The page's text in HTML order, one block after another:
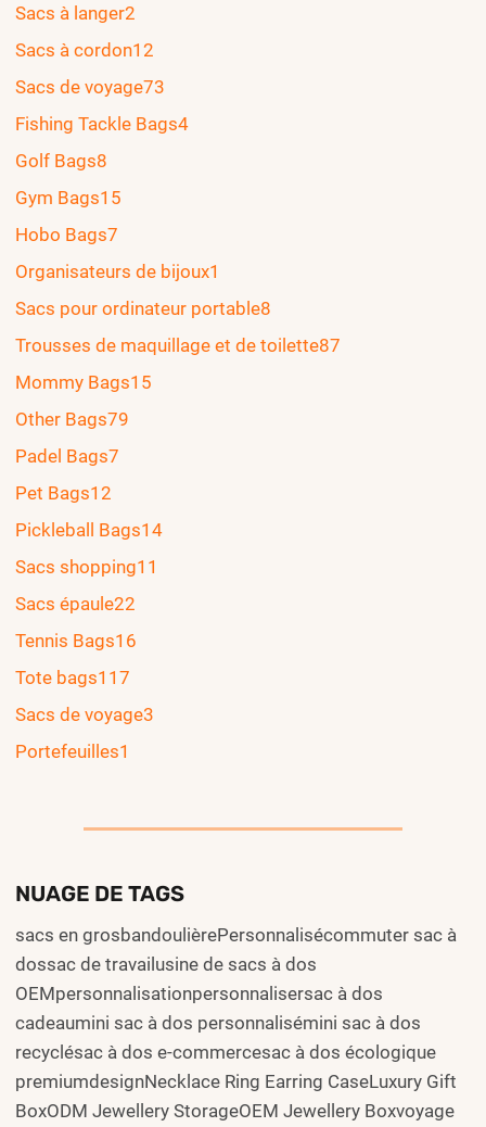
Sacs à langer2
Sacs à cordon12
Sacs de voyage73
Fishing Tackle Bags4
Golf Bags8
Gym Bags15
Hobo Bags7
Organisateurs de bijoux1
Sacs pour ordinateur portable8
Trousses de maquillage et de toilette87
Mommy Bags15
Other Bags79
Padel Bags7
Pet Bags12
Pickleball Bags14
Sacs shopping11
Sacs épaule22
Tennis Bags16
Tote bags117
Sacs de voyage3
Portefeuilles1
NUAGE DE TAGS
sacs en grosbandoulièrePersonnalisécommuter sac à
dossac de travailusine de sacs à dos
OEMpersonnalisationpersonnalisersac à dos
cadeaumini sac à dos personnalisémini sac à dos
recyclésac à dos e-commercesac à dos écologique
premiumdesignNecklace Ring Earring CaseLuxury Gift
BoxODM Jewellery StorageOEM Jewellery Boxvoyage